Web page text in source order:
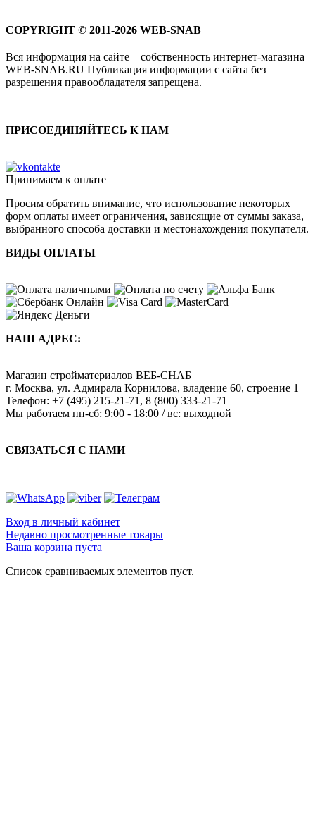
COPYRIGHT © 2011-2026 WEB-SNAB
Вся информация на сайте – собственность интернет-магазина
WEB-SNAB.RU Публикация информации с сайта без
разрешения правообладателя запрещена.
ПРИСОЕДИНЯЙТЕСЬ К НАМ
Принимаем к оплате
Просим обратить внимание, что использование некоторых
форм оплаты имеет ограничения, зависящие от суммы заказа,
выбранного способа доставки и местонахождения покупателя.
ВИДЫ ОПЛАТЫ
НАШ АДРЕС:
Магазин стройматериалов ВЕБ-СНАБ
г. Москва, ул. Адмирала Корнилова, владение 60, строение 1
Телефон: +7 (495) 215-21-71 , 8 (800) 333-21-71
Мы работаем пн-сб: 9:00 - 18:00 / вс: выходной
СВЯЗАТЬСЯ С НАМИ
Вход в личный кабинет
Недавно просмотренные товары
Ваша корзина пуста
Список сравниваемых элементов пуст.